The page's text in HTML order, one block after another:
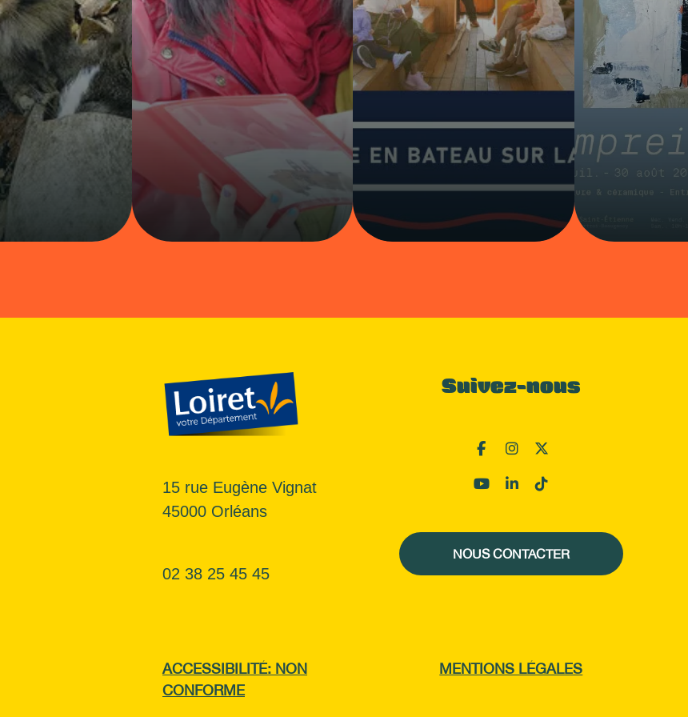
15 rue Eugène Vignat
45000 Orléans
02 38 25 45 45
Suivez-nous
NOUS CONTACTER
ACCESSIBILITÉ: NON
CONFORME
MENTIONS LÉGALES